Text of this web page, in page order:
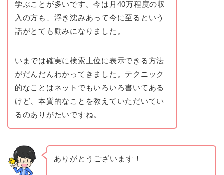
学ぶことが多いです。今は月40万程度の収
入の方も、浮き沈みあって今に至るという
話がとても励みになりました。
いまでは確実に検索上位に表示できる方法
がだんだんわかってきました。テクニック
的なことはネットでもいろいろ書いてある
けど、本質的なことを教えていただいてい
るのありがたいですね。
ありがとうございます！